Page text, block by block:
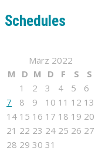
Schedules
März 2022
M D M D F S
S
1
2 3 4 5
6
7
8 9 10 11 12 13
14 15 16 17 18 19 20
21 22 23 24 25 26 27
28 29 30 31